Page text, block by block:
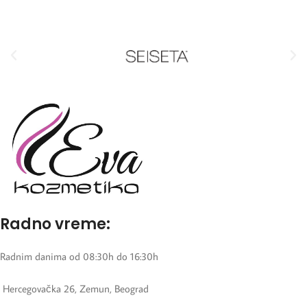
Radno vreme:
Radnim danima od 08:30h do 16:30h
Hercegovačka 26, Zemun, Beograd